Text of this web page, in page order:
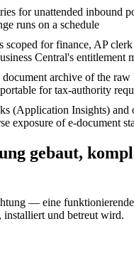
for unattended inbound
runs on a schedule
scoped for finance, AP
Central's entitlement
archive of the
for tax-authority
(Application Insights) and
exposure of e-document
gebaut,
— eine
und betreut wird.